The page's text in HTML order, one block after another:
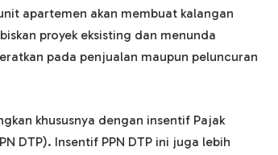
apartemen akan membuat kalangan
proyek eksisting dan menunda
pada penjualan maupun peluncuran
khususnya dengan insentif Pajak
DTP). Insentif PPN DTP ini juga lebih